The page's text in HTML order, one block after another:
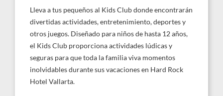
Lleva a tus pequeños al Kids Club donde encontrarán
divertidas actividades, entretenimiento, deportes y
otros juegos. Diseñado para niños de hasta 12 años,
el Kids Club proporciona actividades lúdicas y
seguras para que toda la familia viva momentos
inolvidables durante sus vacaciones en Hard Rock
Hotel Vallarta.